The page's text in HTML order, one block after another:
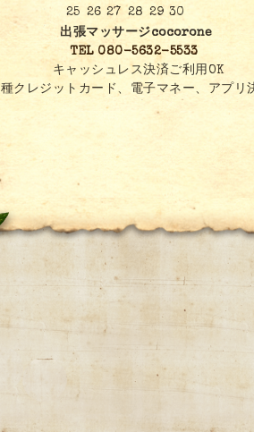
25 26 27 28 29 30
出張マッサージcocorone
TEL 080-5632-5533
キャッシュレス決済ご利用OK
クレジットカード、電子マネー、アプリ